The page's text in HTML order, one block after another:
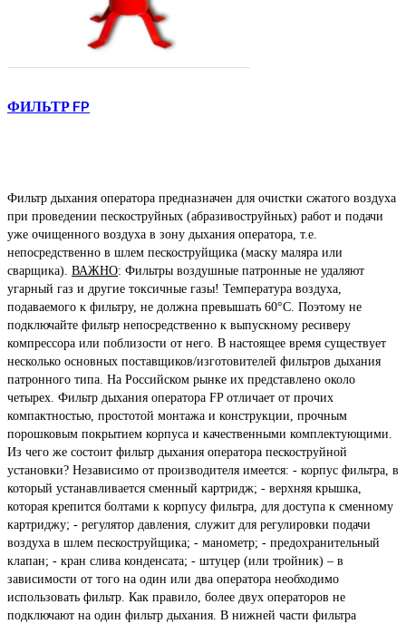
ФИЛЬТР FP
Фильтр дыхания оператора предназначен для очистки сжатого воздуха
при проведении пескоструйных (абразивоструйных) работ и подачи
уже очищенного воздуха в зону дыхания оператора, т.е.
непосредственно в шлем пескоструйщика (маску маляра или
сварщика). ВАЖНО: Фильтры воздушные патронные не удаляют
угарный газ и другие токсичные газы! Температура воздуха,
подаваемого к фильтру, не должна превышать 60°С. Поэтому не
подключайте фильтр непосредственно к выпускному ресиверу
компрессора или поблизости от него. В настоящее время существует
несколько основных поставщиков/изготовителей фильтров дыхания
патронного типа. На Российском рынке их представлено около
четырех. Фильтр дыхания оператора FP отличает от прочих
компактностью, простотой монтажа и конструкции, прочным
порошковым покрытием корпуса и качественными комплектующими.
Из чего же состоит фильтр дыхания оператора пескоструйной
установки? Независимо от производителя имеется: - корпус фильтра, в
который устанавливается сменный картридж; - верхняя крышка,
которая крепится болтами к корпусу фильтра, для доступа к сменному
картриджу; - регулятор давления, служит для регулировки подачи
воздуха в шлем пескоструйщика; - манометр; - предохранительный
клапан; - кран слива конденсата; - штуцер (или тройник) – в
зависимости от того на один или два оператора необходимо
использовать фильтр. Как правило, более двух операторов не
подключают на один фильтр дыхания. В нижней части фильтра